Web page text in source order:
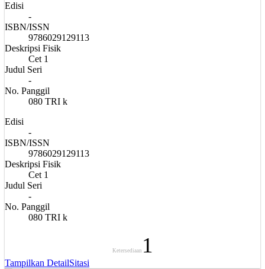
Edisi
-
ISBN/ISSN
9786029129113
Deskripsi Fisik
Cet 1
Judul Seri
-
No. Panggil
080 TRI k
Edisi
-
ISBN/ISSN
9786029129113
Deskripsi Fisik
Cet 1
Judul Seri
-
No. Panggil
080 TRI k
Ketersediaan 1
Tampilkan DetailSitasi